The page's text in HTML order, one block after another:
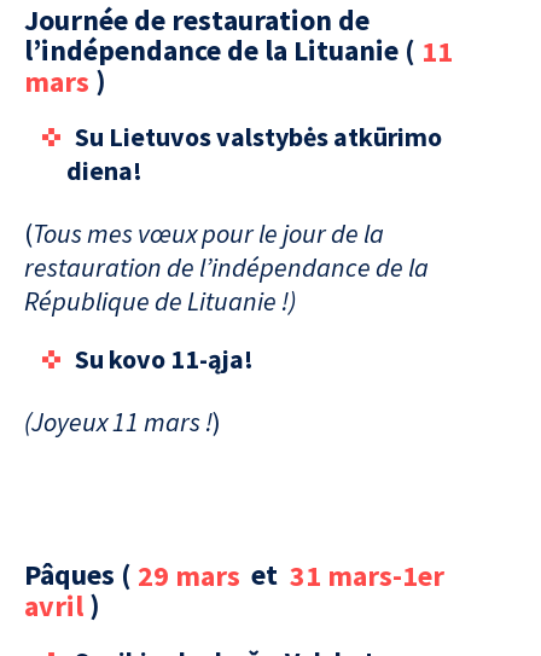
Journée de restauration de
l’indépendance de la Lituanie ( 11
mars )
Su Lietuvos valstybės atkūrimo
diena!
(Tous mes vœux pour le jour de la
restauration de l’indépendance de la
République de Lituanie !)
Su kovo 11-ąja!
(Joyeux 11 mars !)
Pâques ( 29 mars et 31 mars-1er
avril)